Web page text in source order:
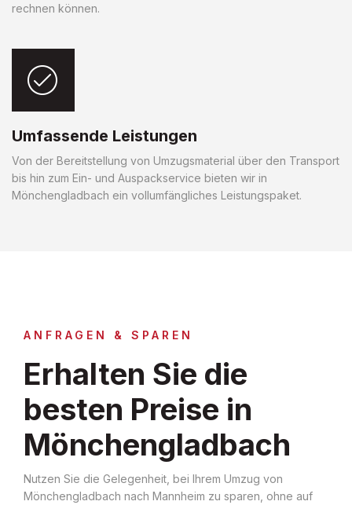
rechnen können.
Umfassende Leistungen
Von der Bereitstellung von Umzugsmaterial über den Transport
bis hin zum Ein- und Auspackservice bieten wir in
Mönchengladbach ein vollumfängliches Leistungspaket.
ANFRAGEN & SPAREN
Erhalten Sie die
besten Preise in
Mönchengladbach
Nutzen Sie die Gelegenheit, bei Ihrem Umzug von
Mönchengladbach nach Mannheim zu sparen, ohne auf